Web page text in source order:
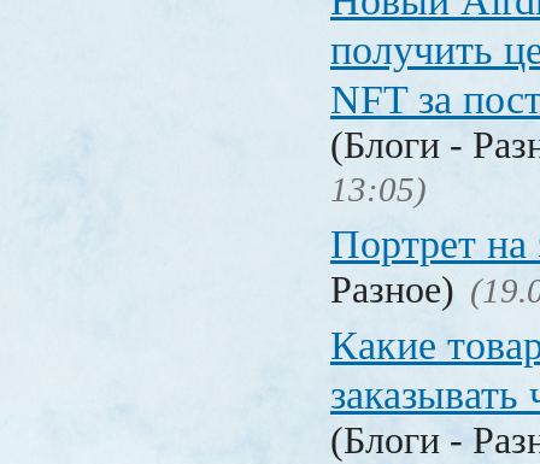
получить
NFT за
(Блоги -
13:05)
Портрет на
Разное)
Какие
заказывать
(Блоги -